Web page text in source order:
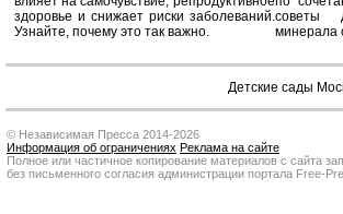
здоровье и снижает риски заболеваний.
Узнайте, почему это так важно.
советы
минерала
Детские сады
© Независимая Пресса 2014-2026
Информация об ограничениях Реклама на сайте
Полное или частичное копирование материалов с сайта
без письменного согласия администрации портала Free-